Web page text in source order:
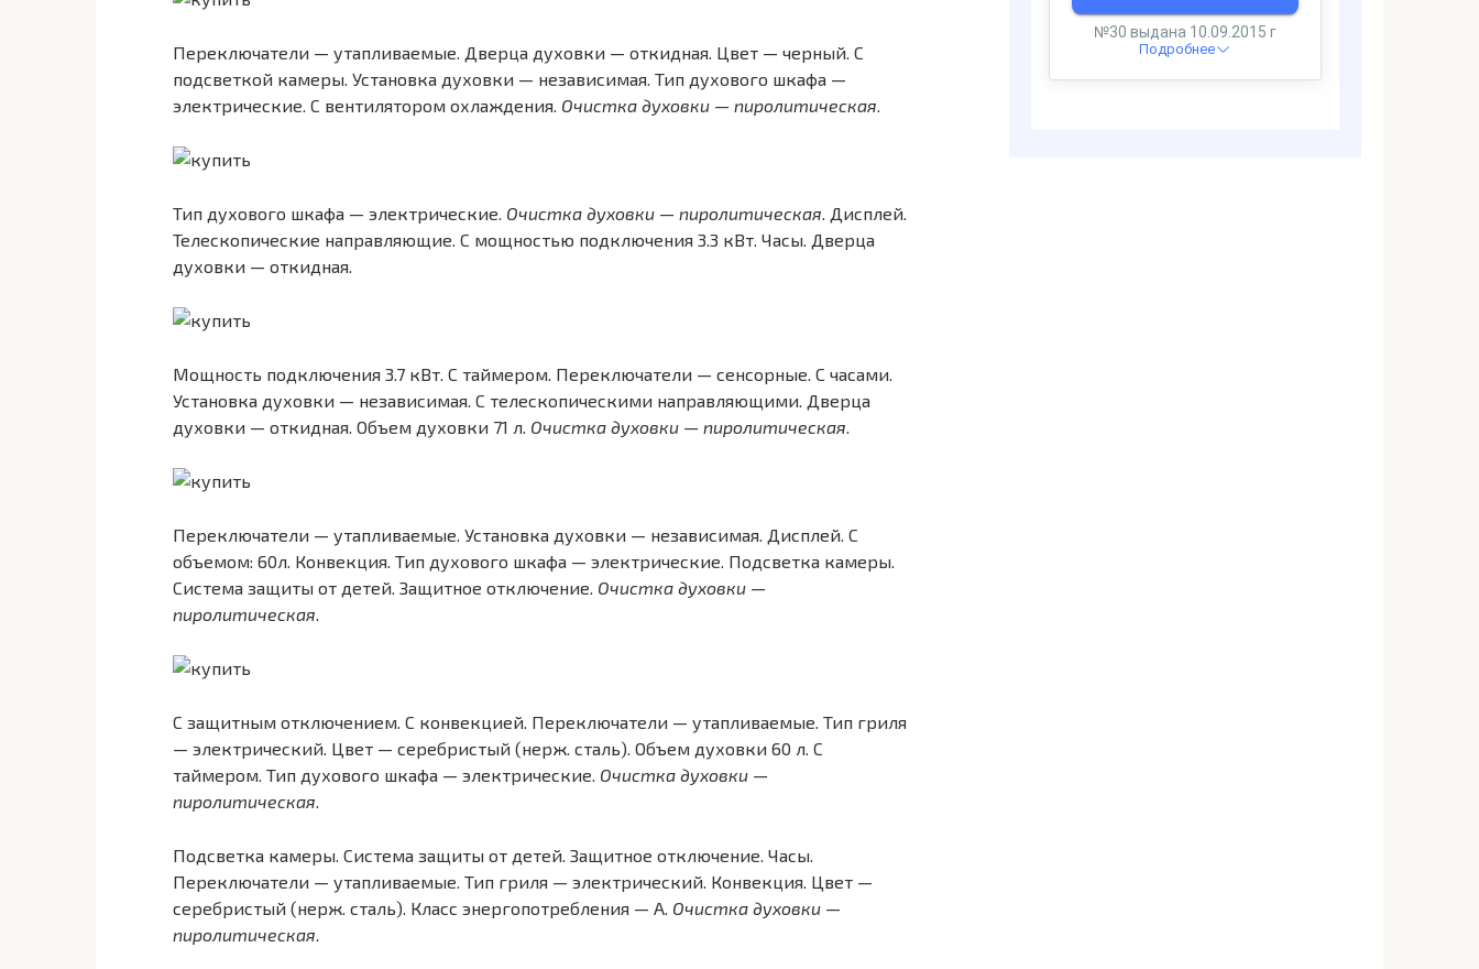
Переключатели — утапливаемые. Дверца духовки — откидная. Цвет — черный. С
подсветкой камеры. Установка духовки — независимая. Тип духового шкафа —
электрические. С вентилятором охлаждения. Очистка духовки — пиролитическая
Тип духового шкафа — электрические. Очистка духовки — пиролитическая . Дисплей.
Телескопические направляющие. С мощностью подключения 3.3 кВт. Часы. Дверца
духовки — откидная.
Мощность подключения 3.7 кВт. С таймером. Переключатели — сенсорные. С часами.
Установка духовки — независимая. С телескопическими направляющими. Дверца
духовки — откидная. Объем духовки 71 л. Очистка духовки — пиролитическая
Переключатели — утапливаемые. Установка духовки — независимая. Дисплей. С
объемом: 60л. Конвекция. Тип духового шкафа — электрические. Подсветка камеры.
Система защиты от детей. Защитное отключение. Очистка духовки —
пиролитическая
С защитным отключением. С конвекцией. Переключатели — утапливаемые. Тип гриля
— электрический. Цвет — серебристый (нерж. сталь). Объем духовки 60 л. С
таймером. Тип духового шкафа — электрические. Очистка духовки —
пиролитическая
Подсветка камеры. Система защиты от детей. Защитное отключение. Часы.
Переключатели — утапливаемые. Тип гриля — электрический. Конвекция. Цвет —
серебристый (нерж. сталь). Класс энергопотребления — A. Очистка духовки —
пиролитическая